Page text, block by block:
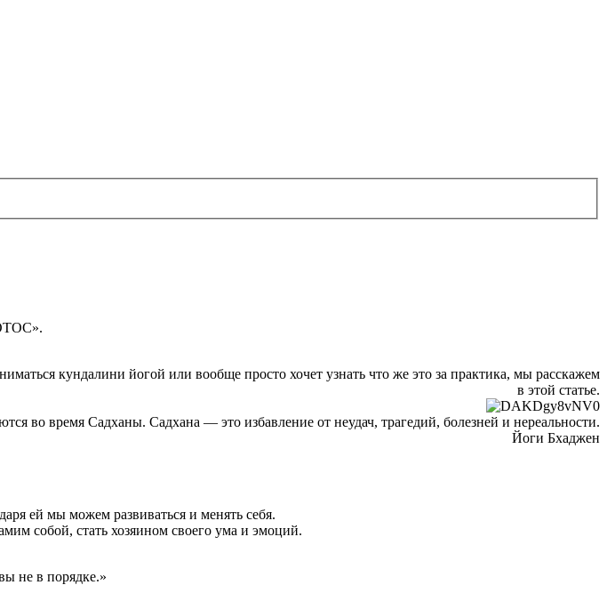
кундалини йогой или вообще просто хочет узнать что же это за практика, мы расскажем
в этой статье.
во время Садханы. Садхана — это избавление от неудач, трагедий, болезней и нереальности.
Йоги Бхаджен
ей мы можем развиваться и менять себя.
собой, стать хозяином своего ума и эмоций.
не в порядке.»